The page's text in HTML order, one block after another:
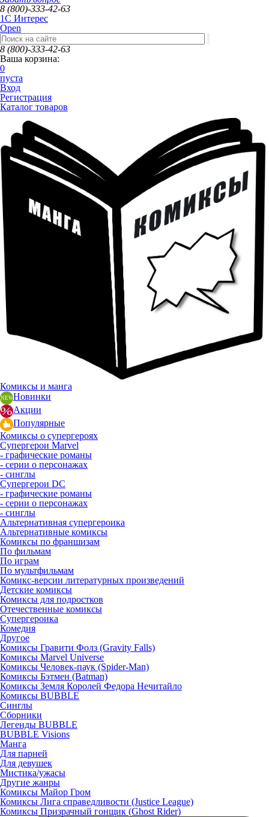
8 (800)-333-42-63
1C Интерес
Open
8 (800)-333-42-63
Ваша корзина:
0
пуста
Вход
Регистрация
Каталог товаров
Комиксы и манга
Новинки
Акции
Популярные
Комиксы о супергероях
Супергерои Marvel
- графические романы
- серии о персонажах
- синглы
Супергерои DC
- графические романы
- серии о персонажах
- синглы
Альтернативная супергероика
Альтернативные комиксы
Комиксы по франшизам
По фильмам
По играм
По мультфильмам
Комикс-версии литературных произведений
Детские комиксы
Комиксы для подростков
Отечественные комиксы
Супергероика
Комедия
Другое
Комиксы Гравити Фолз (Gravity Falls)
Комиксы Marvel Universe
Комиксы Человек-паук (Spider-Man)
Комиксы Бэтмен (Batman)
Комиксы Земля Королей Федора Нечитайло
Комиксы BUBBLE
Синглы
Сборники
Легенды BUBBLE
BUBBLE Visions
Манга
Для парней
Для девушек
Мистика/ужасы
Другие жанры
Комиксы Майор Гром
Комиксы Лига справедливости (Justice League)
Комиксы Призрачный гонщик (Ghost Rider)